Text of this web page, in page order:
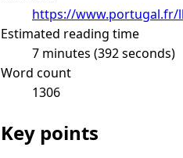
https://www.portugal.fr/
Estimated reading time
7 minutes (392 seconds)
Word count
1306
Key points